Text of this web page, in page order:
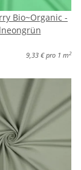
Bio~Organic -
9,33 € pro 1 m 2